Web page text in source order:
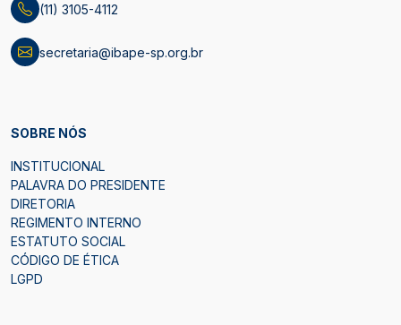
(11) 3105-4112
secretaria@ibape-sp.org.br
SOBRE NÓS
INSTITUCIONAL
PALAVRA DO PRESIDENTE
DIRETORIA
REGIMENTO INTERNO
ESTATUTO SOCIAL
CÓDIGO DE ÉTICA
LGPD